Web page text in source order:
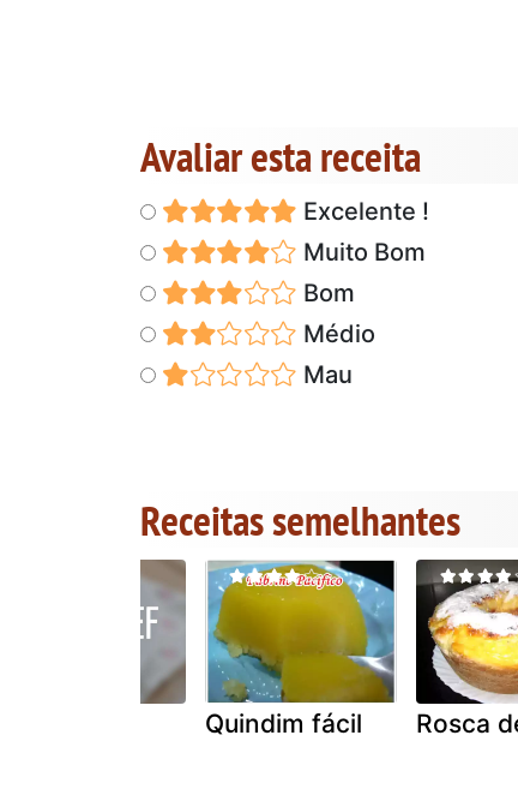
Avaliar esta receita
Excelente !
Muito Bom
Bom
Médio
Mau
Receitas semelhantes
Quindim fácil Rosca